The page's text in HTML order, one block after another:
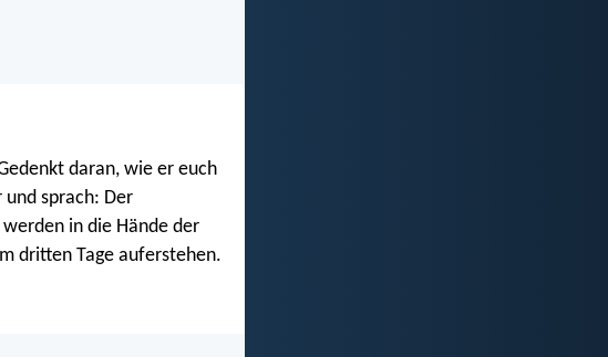
daran, wie er euch
und sprach: Der
in die Hände der
dritten Tage auferstehen.